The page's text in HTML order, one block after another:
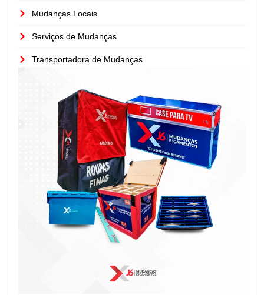
Mudanças Locais
Serviços de Mudanças
Transportadora de Mudanças